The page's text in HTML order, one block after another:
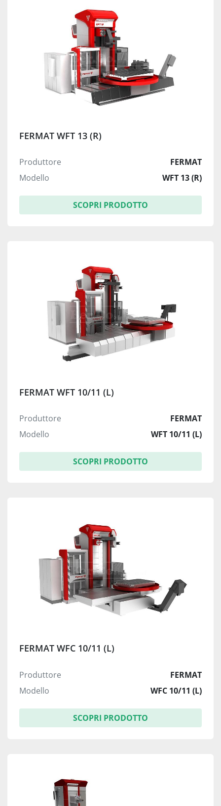
FERMAT WFT 13 (R)
Produttore
FERMAT
Modello
WFT 13 (R)
SCOPRI PRODOTTO
FERMAT WFT 10/11 (L)
Produttore
FERMAT
Modello
WFT 10/11 (L)
SCOPRI PRODOTTO
FERMAT WFC 10/11 (L)
Produttore
FERMAT
Modello
WFC 10/11 (L)
SCOPRI PRODOTTO